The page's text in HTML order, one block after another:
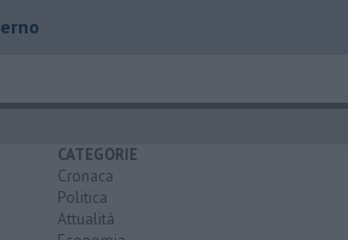
CATEGORIE
Cronaca
Politica
Attualità